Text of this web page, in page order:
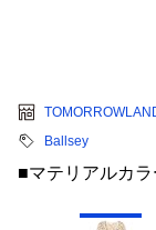
Ballsey
■マテリアルカ